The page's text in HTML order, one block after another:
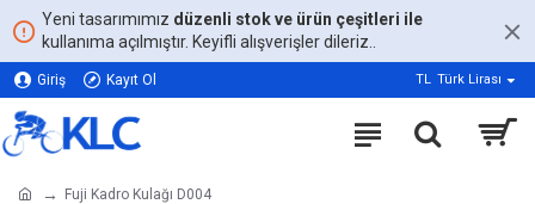
Yeni tasarımımız düzenli stok ve ürün çeşitleri ile
kullanıma açılmıştır. Keyifli alışverişler dileriz..
Giriş Kayıt Ol TL Türk Lirası
Fuji Kadro Kulağı D004